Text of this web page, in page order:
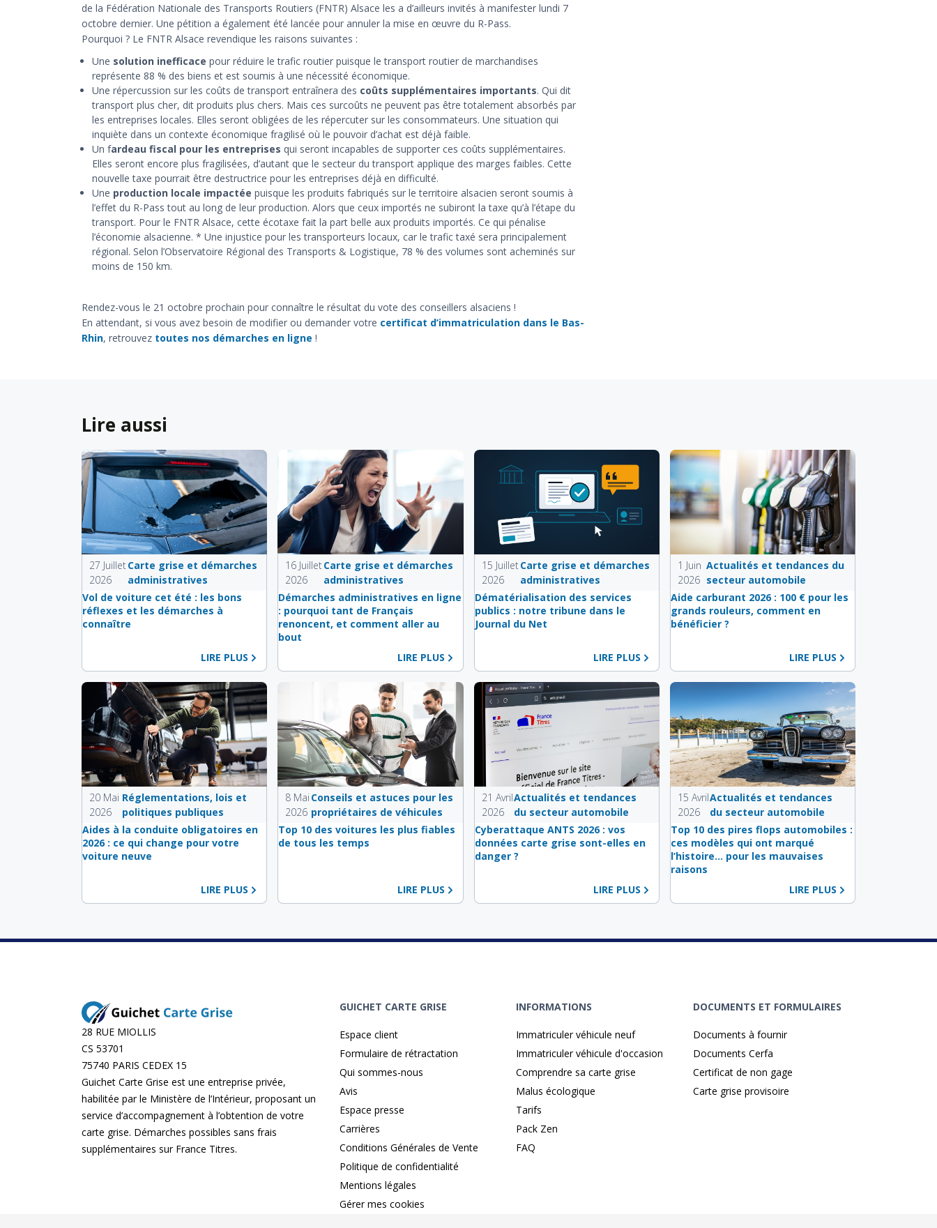
de la Fédération Nationale des Transports Routiers (FNTR) Alsace les a d’ailleurs invités à manifester lundi 7
octobre dernier. Une pétition a également été lancée pour annuler la mise en œuvre du R-Pass.
Pourquoi ? Le FNTR Alsace revendique les raisons suivantes :
Une solution inefficace pour réduire le trafic routier puisque le transport routier de marchandises
représente 88 % des biens et est soumis à une nécessité économique.
Une répercussion sur les coûts de transport entraînera des coûts supplémentaires importants. Qui dit
transport plus cher, dit produits plus chers. Mais ces surcoûts ne peuvent pas être totalement absorbés par
les entreprises locales. Elles seront obligées de les répercuter sur les consommateurs. Une situation qui
inquiète dans un contexte économique fragilisé où le pouvoir d’achat est déjà faible.
Un fardeau fiscal pour les entreprises qui seront incapables de supporter ces coûts supplémentaires.
Elles seront encore plus fragilisées, d’autant que le secteur du transport applique des marges faibles. Cette
nouvelle taxe pourrait être destructrice pour les entreprises déjà en difficulté.
Une production locale impactée puisque les produits fabriqués sur le territoire alsacien seront soumis à
l’effet du R-Pass tout au long de leur production. Alors que ceux importés ne subiront la taxe qu’à l’étape du
transport. Pour le FNTR Alsace, cette écotaxe fait la part belle aux produits importés. Ce qui pénalise
l’économie alsacienne. * Une injustice pour les transporteurs locaux, car le trafic taxé sera principalement
régional. Selon l’Observatoire Régional des Transports & Logistique, 78 % des volumes sont acheminés sur
moins de 150 km.
Rendez-vous le 21 octobre prochain pour connaître le résultat du vote des conseillers alsaciens !
En attendant, si vous avez besoin de modifier ou demander votre certificat d’immatriculation dans le Bas-
Rhin, retrouvez toutes nos démarches en ligne !
Lire aussi
27 Juillet
2026
Carte grise et démarches
administratives
Vol de voiture cet été : les bons
réflexes et les démarches à
connaître
LIRE PLUS
16 Juillet
2026
Carte grise et démarches
administratives
Démarches administratives en ligne
: pourquoi tant de Français
renoncent, et comment aller au
bout
LIRE PLUS
15 Juillet
2026
Carte grise et démarches
administratives
Dématérialisation des services
publics : notre tribune dans le
Journal du Net
LIRE PLUS
1 Juin
2026
Actualités et tendances du
secteur automobile
Aide carburant 2026 : 100 € pour les
grands rouleurs, comment en
bénéficier ?
LIRE PLUS
20 Mai
2026
Réglementations, lois et
politiques publiques
Aides à la conduite obligatoires en
2026 : ce qui change pour votre
voiture neuve
LIRE PLUS
8 Mai
2026
Conseils et astuces pour les
propriétaires de véhicules
Top 10 des voitures les plus fiables
de tous les temps
LIRE PLUS
21 Avril
2026
Actualités et tendances
du secteur automobile
Cyberattaque ANTS 2026 : vos
données carte grise sont-elles en
danger ?
LIRE PLUS
15 Avril
2026
Actualités et tendances
du secteur automobile
Top 10 des pires flops automobiles :
ces modèles qui ont marqué
l’histoire… pour les mauvaises
raisons
LIRE PLUS
28 RUE MIOLLIS
CS 53701
75740 PARIS CEDEX 15
Guichet Carte Grise est une entreprise privée,
habilitée par le Ministère de l’Intérieur, proposant un
service d’accompagnement à l’obtention de votre
carte grise. Démarches possibles sans frais
supplémentaires sur France Titres.
GUICHET CARTE GRISE
Espace client
Formulaire de rétractation
Qui sommes-nous
Avis
Espace presse
Carrières
Conditions Générales de Vente
Politique de confidentialité
Mentions légales
Gérer mes cookies
INFORMATIONS
Immatriculer véhicule neuf
Immatriculer véhicule d'occasion
Comprendre sa carte grise
Malus écologique
Tarifs
Pack Zen
FAQ
DOCUMENTS ET FORMULAIRES
Documents à fournir
Documents Cerfa
Certificat de non gage
Carte grise provisoire